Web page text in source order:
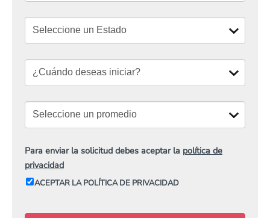
Para enviar la solicitud debes aceptar la política de
privacidad
ACEPTAR LA POLÍTICA DE PRIVACIDAD